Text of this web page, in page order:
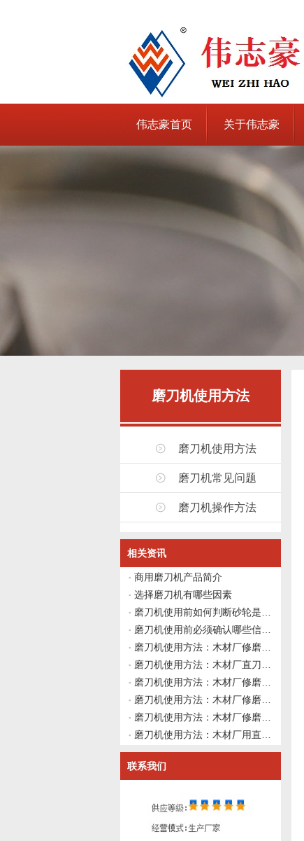
伟志豪首页 关于伟志豪
磨刀机使用方法
磨刀机使用方法
磨刀机常见问题
磨刀机操作方法
相关资讯
商用磨刀机产品简介
选择磨刀机有哪些因素
联系我们